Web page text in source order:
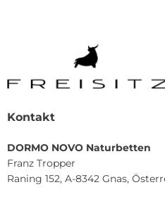
Kontakt
DORMO NOVO Naturbetten
Franz Tropper
Raning 152, A-8342 Gnas,